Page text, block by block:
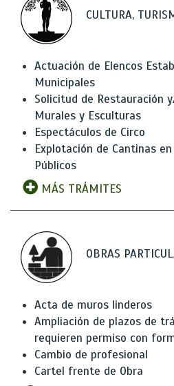
CULTURA,
Actuación de Elencos
Municipales
Solicitud de Restauración
Murales y Esculturas
Espectáculos de Circo
Explotación de Cantinas
Públicos
MÁS TRÁMITES
OBRAS
Acta de muros linderos
Ampliación de plazos de
requieren permiso con
Cambio de profesional
Cartel frente de Obra